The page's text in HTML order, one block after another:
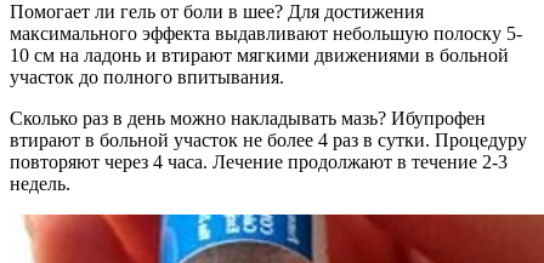
Помогает ли гель от боли в шее? Для достижения
максимального эффекта выдавливают небольшую полоску 5-
10 см на ладонь и втирают мягкими движениями в больной
участок до полного впитывания.
Сколько раз в день можно накладывать мазь? Ибупрофен
втирают в больной участок не более 4 раз в сутки. Процедуру
повторяют через 4 часа. Лечение продолжают в течение 2-3
недель.